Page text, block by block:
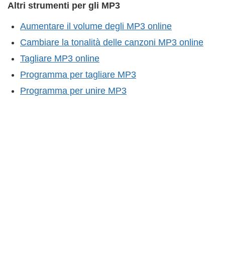
Altri strumenti per gli MP3
Aumentare il volume degli MP3 online
Cambiare la tonalità delle canzoni MP3 online
Tagliare MP3 online
Programma per tagliare MP3
Programma per unire MP3